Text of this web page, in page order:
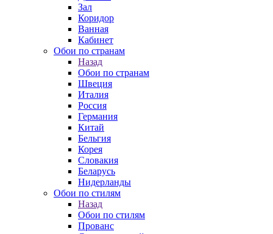
Зал
Коридор
Ванная
Кабинет
Обои по странам
Назад
Обои по странам
Швеция
Италия
Россия
Германия
Китай
Бельгия
Корея
Словакия
Беларусь
Нидерланды
Обои по стилям
Назад
Обои по стилям
Прованс